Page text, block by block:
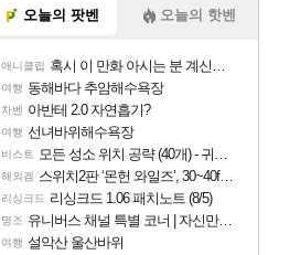
오늘의 팟벤 오늘의 핫벤
애니클립 혹시 이 만화 아시는 분 계신가요
여행 동해바다 추암해수욕장
차벤 아반테 2.0 자연흡기?
여행 선녀바위해수욕장
비스트 모든 성소 위치 공략 (40개) - 귀환한 영혼 도전과제
해외겜 스위치2판 ‘몬헌 와일즈’, 30~40fps 목표 추정
리싱크드 리싱크드 1.06 패치노트 (8/5)
명조 유니버스 채널 특별 코너 | 자신만의 스타일
여행 설악산 울산바위